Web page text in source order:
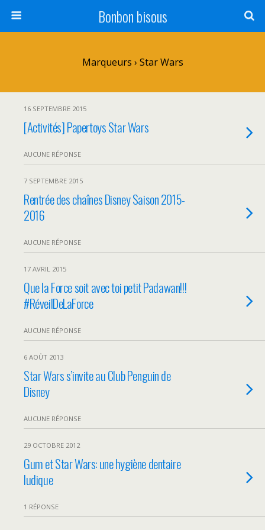
Bonbon bisous
Marqueurs › Star Wars
16 SEPTEMBRE 2015
[Activités] Papertoys Star Wars
AUCUNE RÉPONSE
7 SEPTEMBRE 2015
Rentrée des chaînes Disney Saison 2015-
2016
AUCUNE RÉPONSE
17 AVRIL 2015
Que la Force soit avec toi petit Padawan!!!
#RéveilDeLaForce
AUCUNE RÉPONSE
6 AOÛT 2013
Star Wars s’invite au Club Penguin de
Disney
AUCUNE RÉPONSE
29 OCTOBRE 2012
Gum et Star Wars: une hygiène dentaire
ludique
1 RÉPONSE